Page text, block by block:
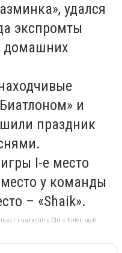
удался
экспромты
домашних
и
праздник
I-е место
у команды
– «Shаik».
і натисніть Ctrl + Enter, щоб